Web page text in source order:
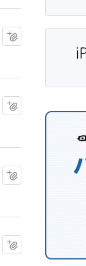
マイクリップに追加
マイクリップに追加